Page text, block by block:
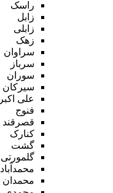
راسک
زابل
زابلی
زهک
سراوان
سرباز
سوران
سیرکان
علی اکبر
فنوج
قصرقند
کنارک
گشت
گلمورتی
محمدآباد
محمدان